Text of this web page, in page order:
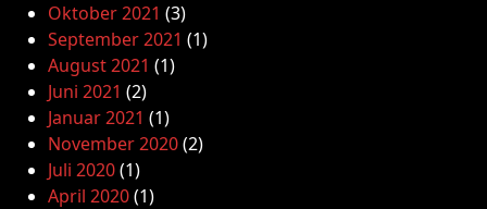
Oktober 2021 (3)
September 2021 (1)
August 2021 (1)
Juni 2021 (2)
Januar 2021 (1)
November 2020(2)
Juli 2020(1)
April 2020(1)